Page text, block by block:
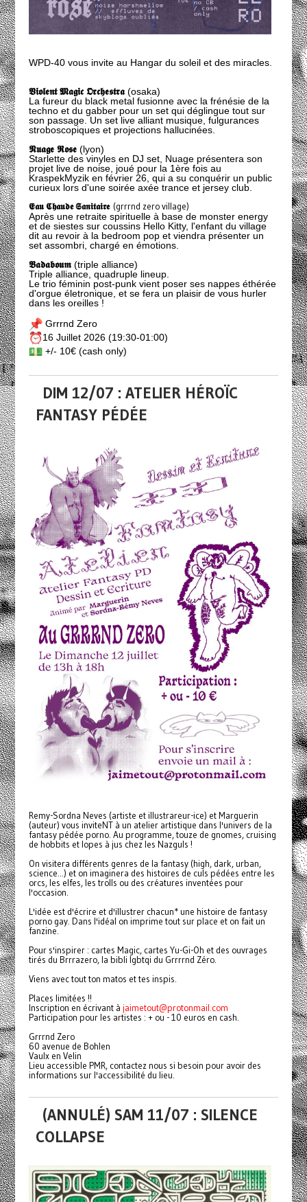
WPD-40 vous invite au Hangar du soleil et des miracles.
𝖁𝖎𝖔𝖑𝖊𝖓𝖙 𝕸𝖆𝖌𝖎𝖈 𝕺𝖗𝖈𝖍𝖊𝖘𝖙𝖗𝖆(osaka)
La fureur du black metal fusionne avec la frénésie de la
techno et du gabber pour un set qui déglingue tout sur
son passage. Un set live alliant musique, fulgurances
stroboscopiques et projections hallucinées.
𝕹𝖚𝖆𝖌𝖊 𝕽𝖔𝖘𝖊(lyon)
Starlette des vinyles en DJ set, Nuage présentera son
projet live de noise, joué pour la 1ère fois au
KraspekMyzik en février 26, qui a su conquérir un public
curieux lors d'une soirée axée trance et jersey club.
𝕰𝖆𝖚 𝕮𝖍𝖆𝖚𝖉𝖊 𝕾𝖆𝖓𝖎𝖙𝖆𝖎𝖗𝖊 (grrrnd zero village)
Après une retraite spirituelle à base de monster energy
et de siestes sur coussins Hello Kitty, l'enfant du village
dit au revoir à la bedroom pop et viendra présenter un
set assombri, chargé en émotions.
𝕭𝖆𝖉𝖆𝖇𝖔𝖚𝖒(triple alliance)
Triple alliance, quadruple lineup.
Le trio féminin post-punk vient poser ses nappes éthérée
d'orgue életronique, et se fera un plaisir de vous hurler
dans les oreilles !
Grrrnd Zero
16 Juillet 2026 (19:30-01:00)
+/- 10€ (cash only)
DIM 12/07 : ATELIER HÉROÏC
FANTASY PÉDÉE
Remy-Sordna Neves (artiste et illustrareur-ice) et Marguerin
(auteur) vous inviteNT à un atelier artistique dans l'univers de la
fantasy pédée porno. Au programme, touze de gnomes, cruising
de hobbits et lopes à jus chez les Nazguls !
On visitera différents genres de la fantasy (high, dark, urban,
science...) et on imaginera des histoires de culs pédées entre les
orcs, les elfes, les trolls ou des créatures inventées pour
l'occasion.
L'idée est d'écrire et d'illustrer chacun* une histoire de fantasy
porno gay. Dans l'idéal on imprime tout sur place et on fait un
fanzine.
Pour s'inspirer : cartes Magic, cartes Yu-Gi-Oh et des ouvrages
tirés du Brrrazero, la bibli lgbtqi du Grrrrnd Zéro.
Viens avec tout ton matos et tes inspis.
Places limitées !!
Inscription en écrivant à jaimetout@protonmail.com
Participation pour les artistes : + ou - 10 euros en cash.
Grrrnd Zero
60 avenue de Bohlen
Vaulx en Velin
Lieu accessible PMR, contactez nous si besoin pour avoir des
informations sur l'accessibilité du lieu.
(ANNULÉ) SAM 11/07 : SILENCE
COLLAPSE